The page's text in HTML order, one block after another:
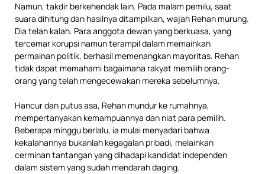
Namun, takdir berkehendak lain. Pada malam pemilu, saat
suara dihitung dan hasilnya ditampilkan, wajah Rehan murung.
Dia telah kalah. Para anggota dewan yang berkuasa, yang
tercemar korupsi namun terampil dalam memainkan
permainan politik, berhasil memenangkan mayoritas. Rehan
tidak dapat memahami bagaimana rakyat memilih orang-
orang yang telah mengecewakan mereka sebelumnya.
Hancur dan putus asa, Rehan mundur ke rumahnya,
mempertanyakan kemampuannya dan niat para pemilih.
Beberapa minggu berlalu, ia mulai menyadari bahwa
kekalahannya bukanlah kegagalan pribadi, melainkan
cerminan tantangan yang dihadapi kandidat independen
dalam sistem yang sudah mendarah daging.